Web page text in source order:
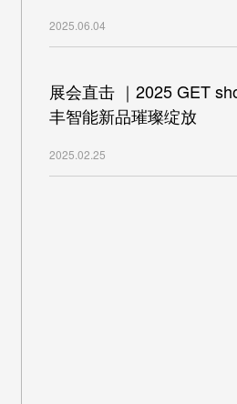
2025.06.04
展会直击 ｜2025 GET
丰智能新品璀璨绽放
2025.02.25